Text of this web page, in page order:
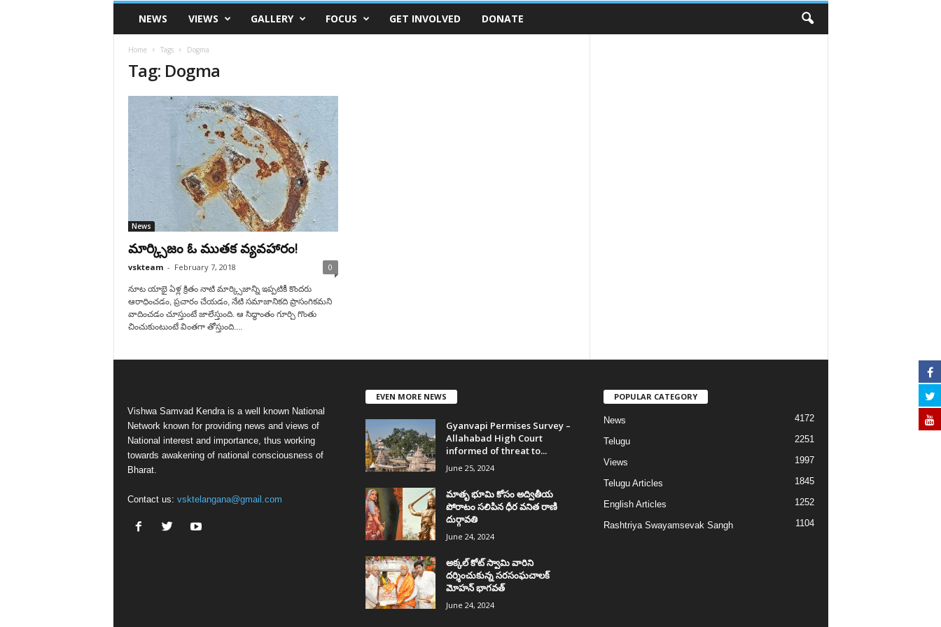
VSK
TelanganaNEWS VIEWS GALLERY FOCUS GET INVOLVED DONATE
Home Tags Dogma
Tag: Dogma
News
మార్క్సిజం ఓ ముతక వ్యవహారం!
vskteam - February 7, 2018 0
నూట యాభై ఏళ్ల క్రితం నాటి మార్క్సిజాన్ని ఇప్పటికీ కొందరు
ఆరాధించడం, ప్రచారం చేయడం, నేటి సమాజానికది ప్రాసంగికమని
వాదించడం చూస్తుంటే జాలేస్తుంది. ఆ సిద్ధాంతం గూర్చి గొంతు
చించుకుంటుంటే వింతగా తోస్తుంది....
Vishwa Samvad Kendra is a well known National
Network known for providing news and views of
National interest and importance, thus working
towards awakening of national consciousness of
Bharat.
Contact us: vsktelangana@gmail.com
EVEN MORE NEWS
Gyanvapi Permises Survey –
Allahabad High Court
informed of threat to...
June 25, 2024
మాతృ భూమి కోసం అద్వితీయ
పోరాటం సలిపిన ధీర వనిత రాణి
దుర్గావతి
June 24, 2024
అక్కల్‌ కోట్‌ స్వామి వారిని
దర్శించుకున్న సరసంఘచాలక్
మోహన్ భాగవత్
June 24, 2024
POPULAR CATEGORY
News 4172
Telugu 2251
Views 1997
Telugu Articles 1845
English Articles 1252
Rashtriya Swayamsevak Sangh 1104